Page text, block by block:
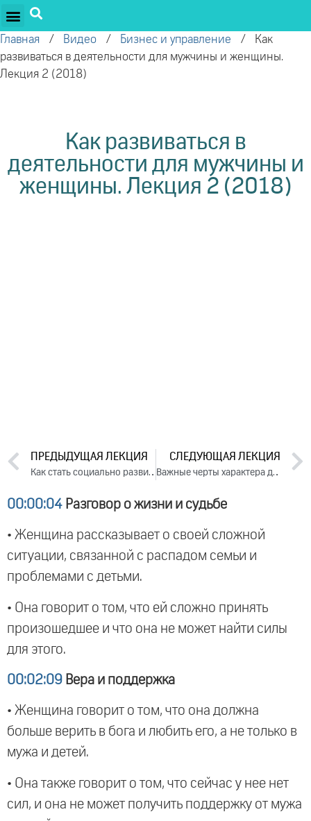
Главная / Видео / Бизнес и управление /
Как
развиваться в деятельности для мужчины и женщины.
Лекция 2 (2018)
Как развиваться в
деятельности для мужчины и
женщины. Лекция 2 (2018)
ПРЕДЫДУЩАЯ ЛЕКЦИЯ
Как стать социально развитым и успешным в деятельности? Лекция 1 (2018)
СЛЕДУЮЩАЯ ЛЕКЦИЯ
Важные черты характера для преподавателя, руководителя и менеджера. Лекция 3 (2018)
00:00:04 Разговор о жизни и судьбе
• Женщина рассказывает о своей сложной
ситуации, связанной с распадом семьи и
проблемами с детьми.
• Она говорит о том, что ей сложно принять
произошедшее и что она не может найти силы
для этого.
00:02:09 Вера и поддержка
• Женщина говорит о том, что она должна
больше верить в бога и любить его, а не только в
мужа и детей.
• Она также говорит о том, что сейчас у нее нет
сил, и она не может получить поддержку от мужа